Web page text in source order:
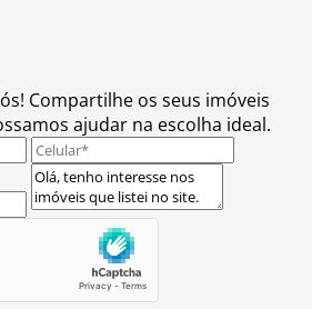
Compartilhe os seus imóveis
ajudar na escolha ideal.